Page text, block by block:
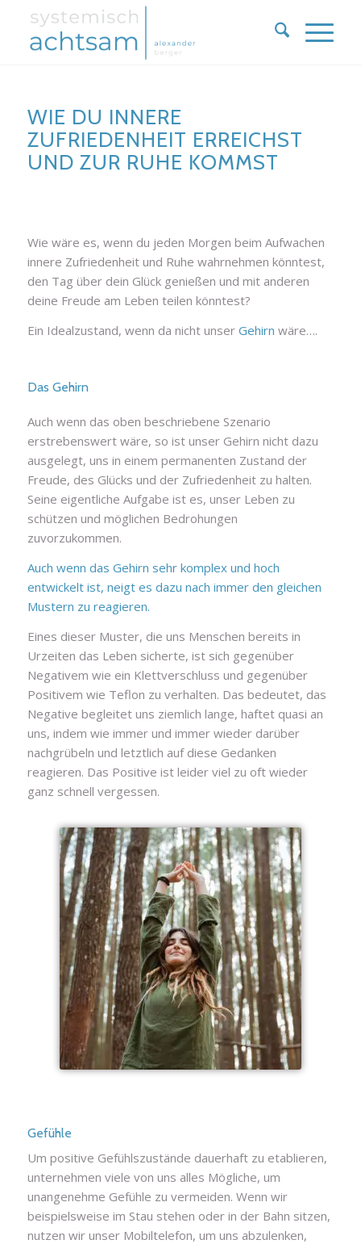
WIE DU INNERE
ZUFRIEDENHEIT ERREICHST
UND ZUR RUHE KOMMST
Wie wäre es, wenn du jeden Morgen beim Aufwachen
innere Zufriedenheit und Ruhe wahrnehmen könntest,
den Tag über dein Glück genießen und mit anderen
deine Freude am Leben teilen könntest?
Ein Idealzustand, wenn da nicht unser Gehirn wäre….
Das Gehirn
Auch wenn das oben beschriebene Szenario
erstrebenswert wäre, so ist unser Gehirn nicht dazu
ausgelegt, uns in einem permanenten Zustand der
Freude, des Glücks und der Zufriedenheit zu halten.
Seine eigentliche Aufgabe ist es, unser Leben zu
schützen und möglichen Bedrohungen
zuvorzukommen.
Auch wenn das Gehirn sehr komplex und hoch
entwickelt ist, neigt es dazu nach immer den gleichen
Mustern zu reagieren.
Eines dieser Muster, die uns Menschen bereits in
Urzeiten das Leben sicherte, ist sich gegenüber
Negativem wie ein Klettverschluss und gegenüber
Positivem wie Teflon zu verhalten. Das bedeutet, das
Negative begleitet uns ziemlich lange, haftet quasi an
uns, indem wie immer und immer wieder darüber
nachgrübeln und letztlich auf diese Gedanken
reagieren. Das Positive ist leider viel zu oft wieder
ganz schnell vergessen.
Gefühle
Um positive Gefühlszustände dauerhaft zu etablieren,
unternehmen viele von uns alles Mögliche, um
unangenehme Gefühle zu vermeiden. Wenn wir
beispielsweise im Stau stehen oder in der Bahn sitzen,
nutzen wir unser Mobiltelefon, um uns abzulenken,